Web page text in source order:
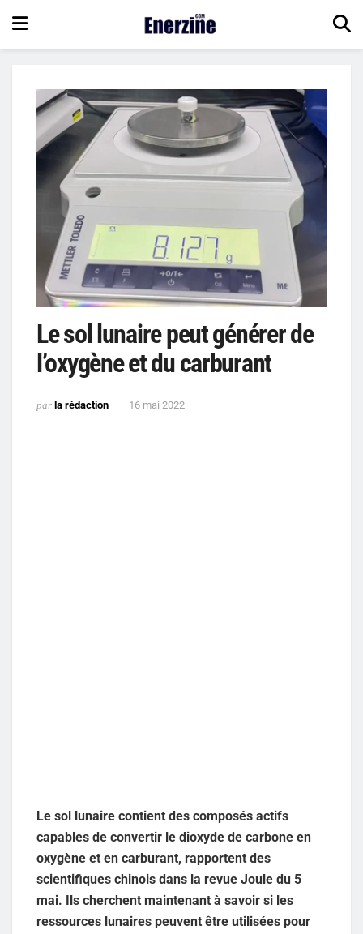
Le sol lunaire peut générer de
l’oxygène et du carburant
par la rédaction 16 mai 2022
Le sol lunaire contient des composés actifs
capables de convertir le dioxyde de carbone en
oxygène et en carburant, rapportent des
scientifiques chinois dans la revue Joule du 5
mai. Ils cherchent maintenant à savoir si les
ressources lunaires peuvent être utilisées pour